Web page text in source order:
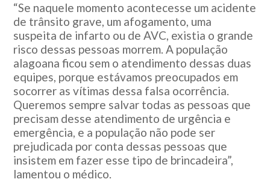
“Se naquele momento acontecesse um acidente
de trânsito grave, um afogamento, uma
suspeita de infarto ou de AVC, existia o grande
risco dessas pessoas morrem. A população
alagoana ficou sem o atendimento dessas duas
equipes, porque estávamos preocupados em
socorrer as vítimas dessa falsa ocorrência.
Queremos sempre salvar todas as pessoas que
precisam desse atendimento de urgência e
emergência, e a população não pode ser
prejudicada por conta dessas pessoas que
insistem em fazer esse tipo de brincadeira”,
lamentou o médico.